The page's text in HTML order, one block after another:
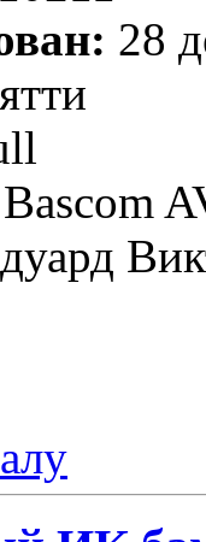
28
Bascom